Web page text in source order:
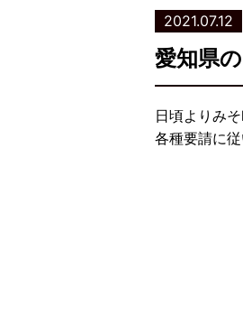
2021.07.12
愛知県
日頃よりみ
各種要請に